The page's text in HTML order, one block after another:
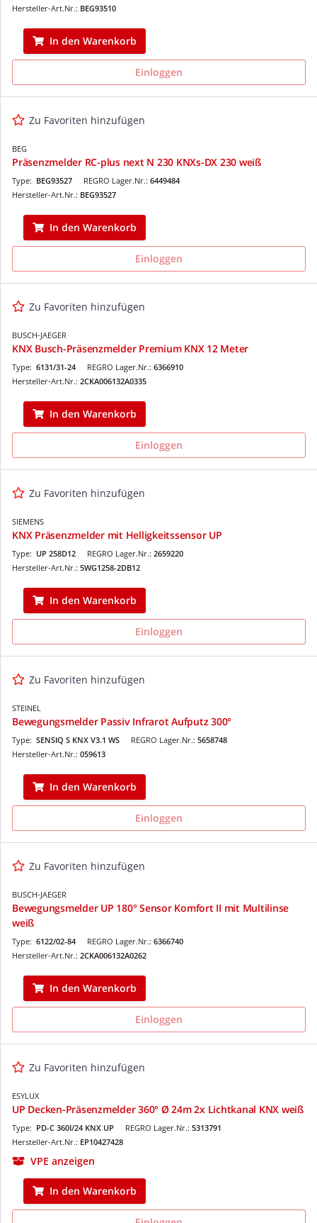
Hersteller-Art.Nr.: BEG93510
In den Warenkorb
Einloggen
Zu Favoriten hinzufügen
BEG
Präsenzmelder RC-plus next N 230 KNXs-DX 230 weiß
REGRO Lager.Nr.: 6449484
Type: BEG93527
Hersteller-Art.Nr.: BEG93527
In den Warenkorb
Einloggen
Zu Favoriten hinzufügen
BUSCH-JAEGER
KNX Busch-Präsenzmelder Premium KNX 12 Meter
REGRO Lager.Nr.: 6366910
Type: 6131/31-24
Hersteller-Art.Nr.: 2CKA006132A0335
In den Warenkorb
Einloggen
Zu Favoriten hinzufügen
SIEMENS
KNX Präsenzmelder mit Helligkeitssensor UP
REGRO Lager.Nr.: 2659220
Type: UP 258D12
Hersteller-Art.Nr.: 5WG1258-2DB12
In den Warenkorb
Einloggen
Zu Favoriten hinzufügen
STEINEL
Bewegungsmelder Passiv Infrarot Aufputz 300°
REGRO Lager.Nr.: 5658748
Type: SENSIQ S KNX V3.1 WS
Hersteller-Art.Nr.: 059613
In den Warenkorb
Einloggen
Zu Favoriten hinzufügen
BUSCH-JAEGER
Bewegungsmelder UP 180° Sensor Komfort II mit Multilinse
weiß
REGRO Lager.Nr.: 6366740
Type: 6122/02-84
Hersteller-Art.Nr.: 2CKA006132A0262
In den Warenkorb
Einloggen
Zu Favoriten hinzufügen
ESYLUX
UP Decken-Präsenzmelder 360° Ø 24m 2x Lichtkanal KNX weiß
REGRO Lager.Nr.: 5313791
Type: PD-C 360I/24 KNX UP
Hersteller-Art.Nr.: EP10427428
VPE anzeigen
In den Warenkorb